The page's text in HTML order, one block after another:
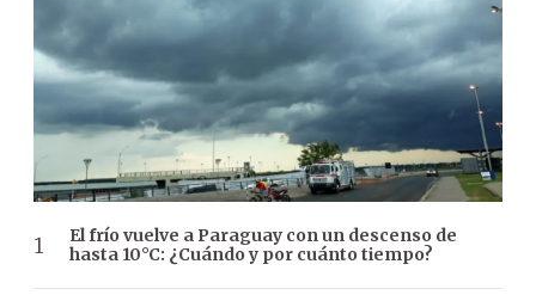
El frío vuelve a Paraguay con un descenso de
hasta 10°C: ¿Cuándo y por cuánto tiempo?